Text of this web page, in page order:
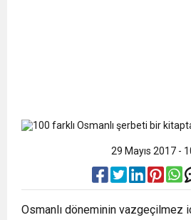
29 Mayıs 2017 -
Osmanlı döneminin vazgeçilmez